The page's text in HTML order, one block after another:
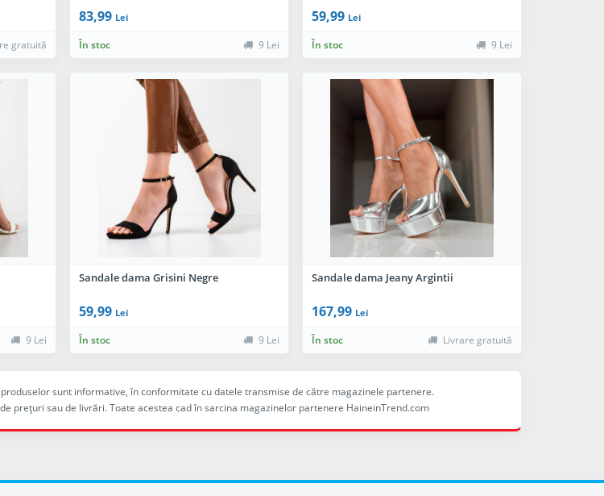
gratuită
83,99 Lei
În stoc 9 Lei
59,99 Lei
În stoc 9 Lei
9 Lei
Sandale dama Grisini Negre
59,99 Lei
În stoc 9 Lei
Sandale dama Jeany Argintii
167,99 Lei
În stoc Livrare gratuită
sunt informative, în conformitate cu datele transmise de către magazinele partenere.
preţuri sau de livrări. Toate acestea cad în sarcina magazinelor partenere HaineinTrend.com